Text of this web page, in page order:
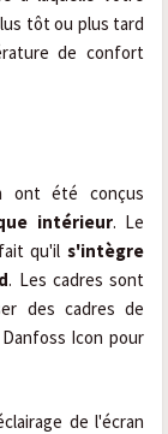
tôt ou plus tard
de confort
ont été conçus
intérieur. Le
qu'il s'intègre
. Les cadres sont
des cadres de
Icon pour
de l'écran